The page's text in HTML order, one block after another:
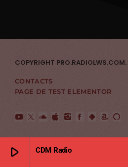
play_arrow CDM Radio
COPYRIGHT PRO.RADIOLWS.COM.
CONTACTS
PAGE DE TEST ELEMENTOR